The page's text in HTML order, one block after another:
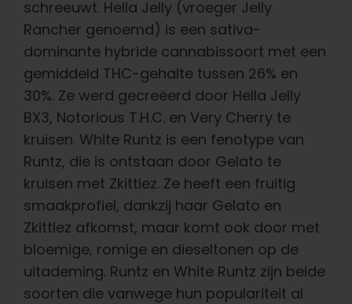
schreeuwt. Hella Jelly (vroeger Jelly
Rancher genoemd) is een sativa-
dominante hybride cannabissoort met een
gemiddeld THC-gehalte tussen 26% en
30%. Ze werd gecreëerd door Hella Jelly
BX3, Notorious T.H.C. en Very Cherry te
kruisen. White Runtz is een fenotype van
Runtz, die is ontstaan door Gelato te
kruisen met Zkittlez. Ze heeft een fruitig
smaakprofiel, dankzij haar Gelato en
Zkittlez afkomst, maar komt ook door met
bloemige, romige en dieseltonen op de
uitademing. Runtz en White Runtz zijn beide
soorten die vanwege hun populariteit al